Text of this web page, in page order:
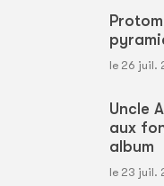
le 26 juil.
Uncle
aux
album
le 23 juil.